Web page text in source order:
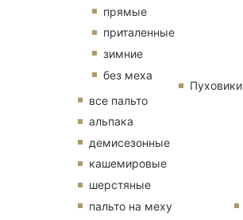
прямые
приталенные
зимние
без меха
все пальто
альпака
демисезонные
кашемировые
шерстяные
пальто на меху
Пуховики